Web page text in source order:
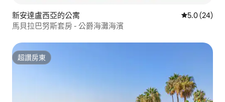
新安達盧西亞的公寓 從 24 則評
5.0 (24)
馬貝拉巴努斯套房 - 公爵海灘海濱
超讚房東
超讚房東